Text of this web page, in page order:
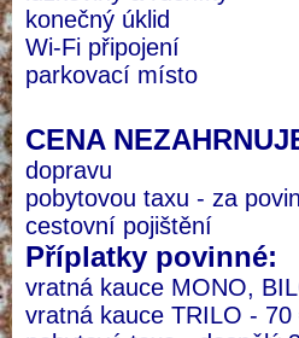
konečný úklid
Wi-Fi připojení
parkovací místo
CENA
dopravu
pobytovou taxu - za
cestovní pojištění
Příplatky povinné:
vratná kauce MONO,
vratná kauce TRILO -